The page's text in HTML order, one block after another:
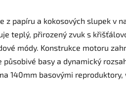
z papíru a kokosových slupek v
teplý, přirozený zvuk s
módy. Konstrukce motoru
basy a dynamický
140mm basovými